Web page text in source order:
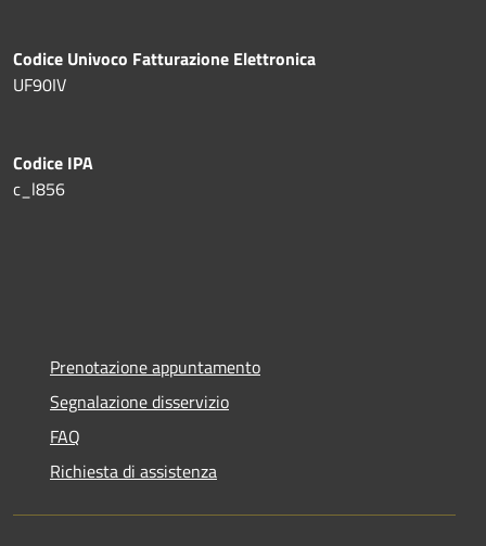
Codice Univoco Fatturazione Elettronica
UF90IV
Codice IPA
c_l856
Prenotazione appuntamento
Segnalazione disservizio
FAQ
Richiesta di assistenza